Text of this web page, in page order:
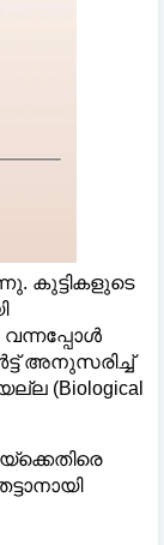
കുട്ടികളുടെ
അനുസരിച്ച്‌
(Biological